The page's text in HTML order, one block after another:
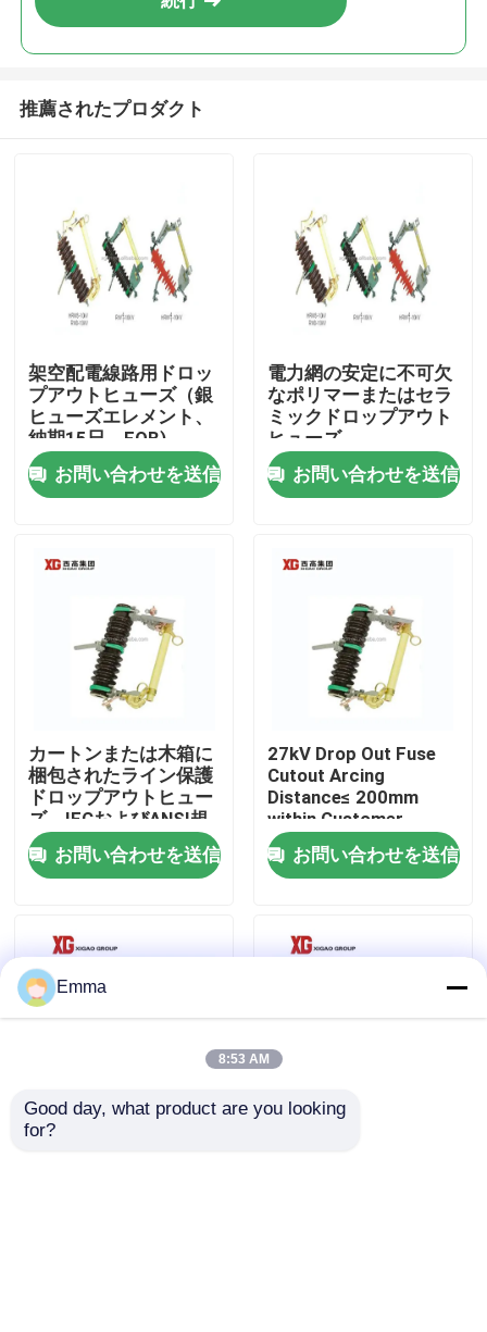
プロダクト
私達について
品質管理
引用を要求しなさい
推薦されたプロダクト
架空配電線路用ドロッ
プアウトヒューズ（銀
ヒューズエレメント、
納期15日、FOB)
お問い合わせを送信
電力網の安定に不可欠
なポリマーまたはセラ
ミックドロップアウト
ヒューズ
お問い合わせを送信
カートンまたは木箱に
梱包されたライン保護
ドロップアウトヒュー
ズ、IECおよびANSI規
格に準拠
お問い合わせを送信
27kV Drop Out Fuse
Cutout Arcing
Distance≤ 200mm
within Customer
Requirements
お問い合わせを送信
11kv磁器の高圧熱ヒュ
Emma
8:53 AM
Good day, what product are you looking
for?